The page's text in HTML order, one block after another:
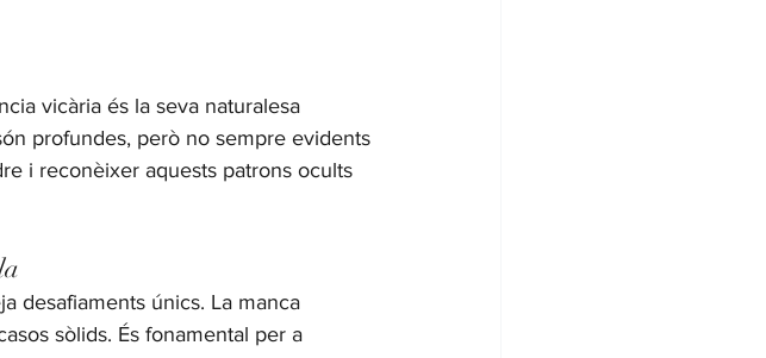
vicària és la seva naturalesa
profundes, però no sempre evidents
i reconèixer aquests patrons ocults
desafiaments únics. La manca
sòlids. És fonamental per a